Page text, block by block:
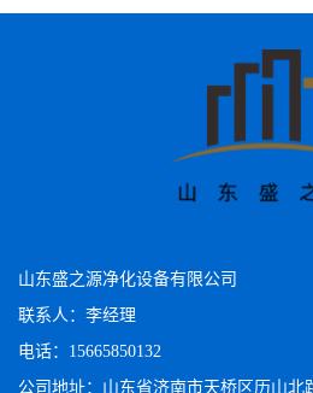
山东盛之源净化设备有限公司
联系人：李经理
电话：15665850132
公司地址：山东省济南市天桥区历山北